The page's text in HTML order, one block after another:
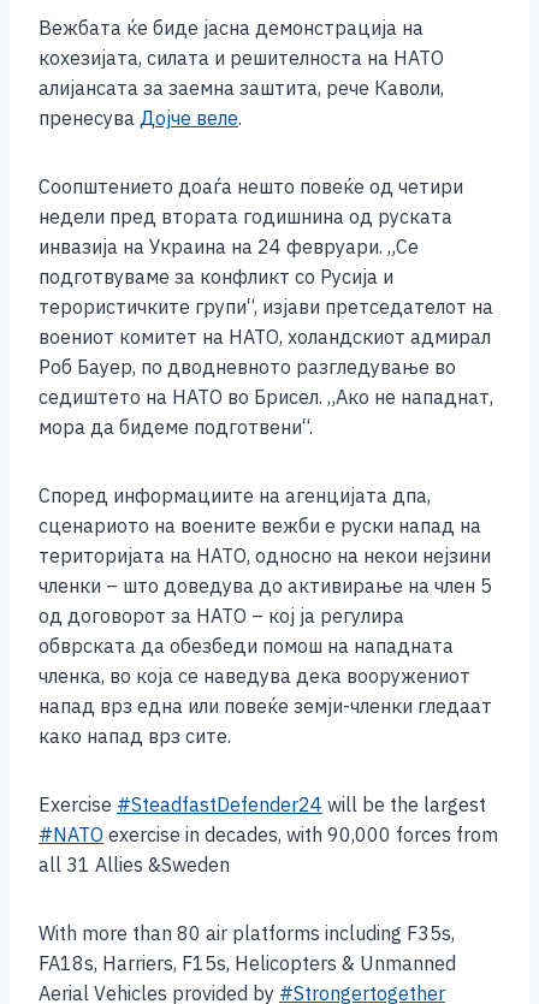
Вежбата ќе биде јасна демонстрација на
кохезијата, силата и решителноста на НАТО
алијансата за заемна заштита, рече Каволи,
пренесува Дојче веле.
Соопштението доаѓа нешто повеќе од четири
недели пред втората годишнина од руската
инвазија на Украина на 24 февруари. „Се
подготвуваме за конфликт со Русија и
терористичките групи“, изјави претседателот на
воениот комитет на НАТО, холандскиот адмирал
Роб Бауер, по дводневното разгледување во
седиштето на НАТО во Брисел. „Ако не нападнат,
мора да бидеме подготвени“.
Според информациите на агенцијата дпа,
сценариото на воените вежби е руски напад на
територијата на НАТО, односно на некои нејзини
членки – што доведува до активирање на член 5
од договорот за НАТО – кој ја регулира
обврската да обезбеди помош на нападната
членка, во која се наведува дека вооружениот
напад врз една или повеќе земји-членки гледаат
како напад врз сите.
Exercise #SteadfastDefender24 will be the largest
#NATO exercise in decades, with 90,000 forces from
all 31 Allies &Sweden
With more than 80 air platforms including F35s,
FA18s, Harriers, F15s, Helicopters & Unmanned
Aerial Vehicles provided by #Strongertogether